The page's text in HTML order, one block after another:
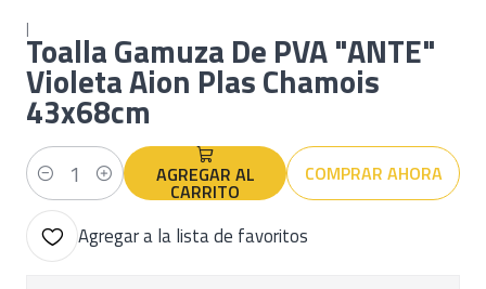
|Toalla Gamuza De PVA "ANTE"
Violeta Aion Plas Chamois
43x68cm
Cantidad AGREGAR AL
CARRITO
COMPRAR AHORA
Agregar a la lista de favoritos